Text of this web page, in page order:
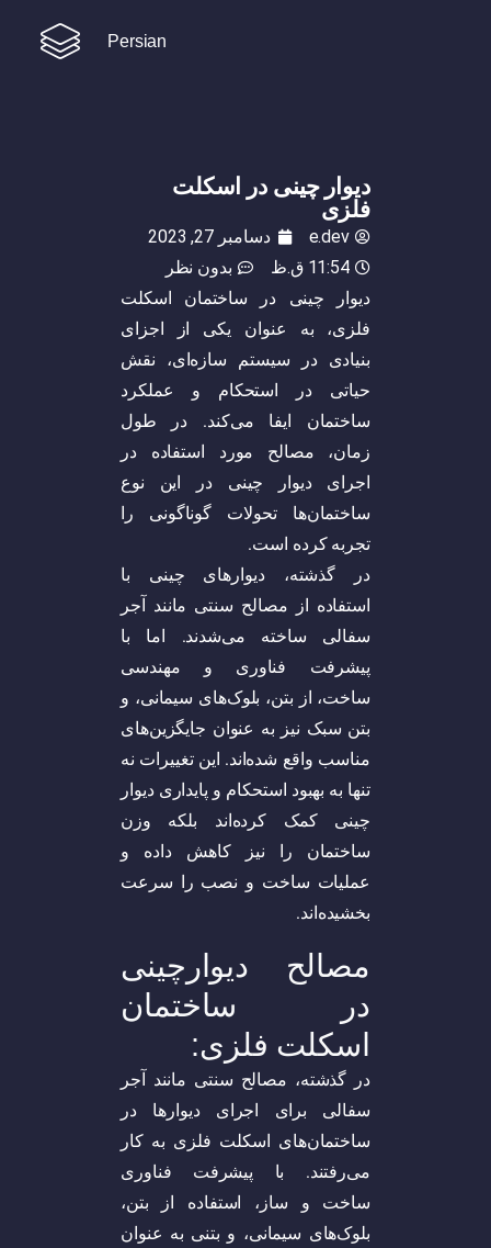
Persian
دیوار چینی در اسکلت
فلزی
e.dev
دسامبر 27, 2023
11:54 ق.ظ
بدون نظر
دیوار چینی در ساختمان اسکلت
فلزی، به عنوان یکی از اجزای
بنیادی در سیستم سازه‌ای، نقش
حیاتی در استحکام و عملکرد
ساختمان ایفا می‌کند. در طول
زمان، مصالح مورد استفاده در
اجرای دیوار چینی در این نوع
ساختمان‌ها تحولات گوناگونی را
تجربه کرده است.
در گذشته، دیوارهای چینی با
استفاده از مصالح سنتی مانند آجر
سفالی ساخته می‌شدند. اما با
پیشرفت فناوری و مهندسی
ساخت، از بتن، بلوک‌های سیمانی، و
بتن سبک نیز به عنوان جایگزین‌های
مناسب واقع شده‌اند. این تغییرات نه
تنها به بهبود استحکام و پایداری دیوار
چینی کمک کرده‌اند بلکه وزن
ساختمان را نیز کاهش داده و
عملیات ساخت و نصب را سرعت
بخشیده‌اند.
مصالح دیوارچینی
در ساختمان
اسکلت فلزی:
در گذشته، مصالح سنتی مانند آجر
سفالی برای اجرای دیوارها در
ساختمان‌های اسکلت فلزی به کار
می‌رفتند. با پیشرفت فناوری
ساخت و ساز، استفاده از بتن،
بلوک‌های سیمانی، و بتنی به عنوان